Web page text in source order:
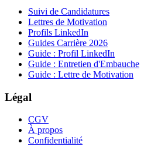
Suivi de Candidatures
Lettres de Motivation
Profils LinkedIn
Guides Carrière 2026
Guide : Profil LinkedIn
Guide : Entretien d'Embauche
Guide : Lettre de Motivation
Légal
CGV
À propos
Confidentialité